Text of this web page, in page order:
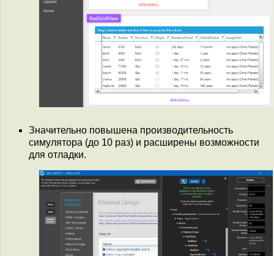
Значительно повышена производительность
симулятора (до 10 раз) и расширены возможности
для отладки.